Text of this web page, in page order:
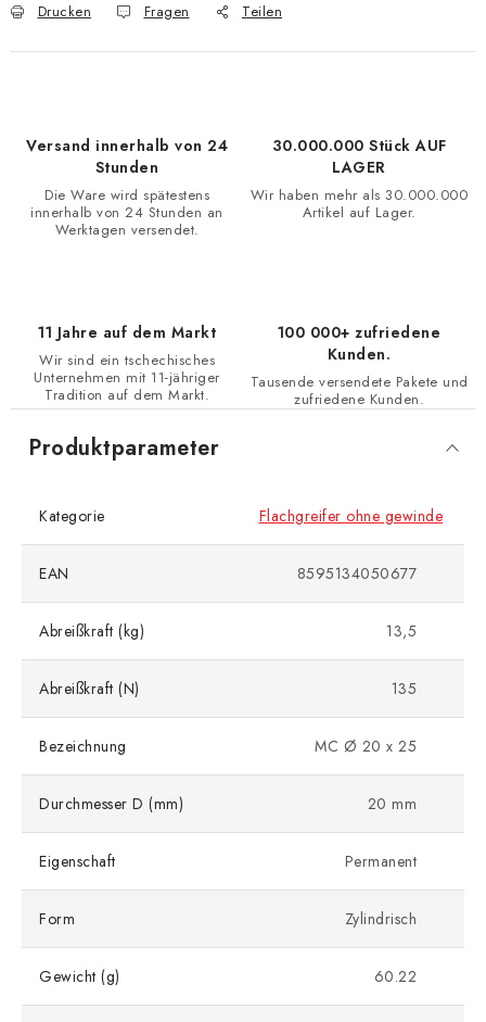
Drucken Fragen Teilen
Versand innerhalb von 24
Stunden
Die Ware wird spätestens
innerhalb von 24 Stunden an
Werktagen versendet.
30.000.000 Stück AUF
LAGER
Wir haben mehr als 30.000.000
Artikel auf Lager.
11 Jahre auf dem Markt
Wir sind ein tschechisches
Unternehmen mit 11-jähriger
Tradition auf dem Markt.
100 000+ zufriedene
Kunden.
Tausende versendete Pakete und
zufriedene Kunden.
Produktparameter
Kategorie Flachgreifer ohne gewinde
EAN 8595134050677
Abreißkraft (kg) 13,5
Abreißkraft (N) 135
Bezeichnung MC Ø 20 x 25
Durchmesser D (mm) 20 mm
Eigenschaft Permanent
Form Zylindrisch
Gewicht (g) 60.22